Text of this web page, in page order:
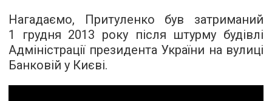
Нагадаємо, Притуленко був затриманий
1 грудня 2013 року після штурму будівлі
Адміністрації президента України на вулиці
Банковій у Києві.